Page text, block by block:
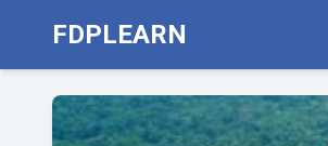
FDPLEARN